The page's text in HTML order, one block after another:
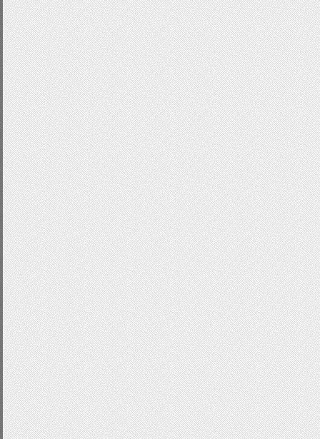
transform:matrix(1,0,0,1
}
.next {
right:-96px;
background-position: -
width: 56px;
height: 66px;
}
.next:hover{
-webkit-transform:matrix
-moz-transform:matrix(1,
-ms-transform:matrix(1,0
-o-transform:matrix(1,0,
transform:matrix(1,0,0,1
}
.sliderContent.item{
position:absolute;
width:600px;